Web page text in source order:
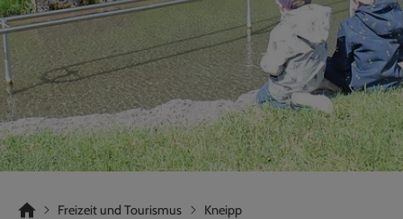
Kneipp
Freizeit und Tourismus